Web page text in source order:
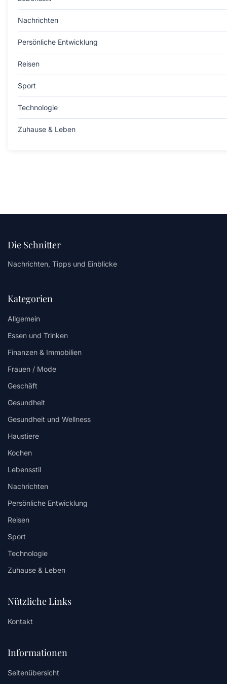
Nachrichten
Persönliche Entwicklung
Reisen
Sport
Technologie
Zuhause & Leben
Die Schnitter
Nachrichten, Tipps und Einblicke
Kategorien
Allgemein
Essen und Trinken
Finanzen & Immobilien
Frauen / Mode
Geschäft
Gesundheit
Gesundheit und Wellness
Haustiere
Kochen
Lebensstil
Nachrichten
Persönliche Entwicklung
Reisen
Sport
Technologie
Zuhause & Leben
Nützliche Links
Kontakt
Informationen
Seitenübersicht